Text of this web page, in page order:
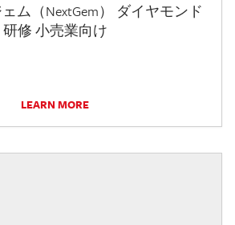
ム（NextGem） ダイヤモンド
研修 小売業向け
LEARN MORE